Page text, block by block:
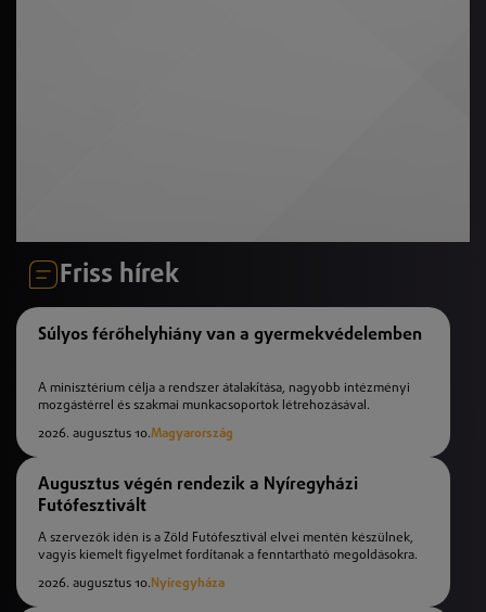
Friss hírek
Súlyos férőhelyhiány van a gyermekvédelemben
A minisztérium célja a rendszer átalakítása, nagyobb intézményi
mozgástérrel és szakmai munkacsoportok létrehozásával.
2026. augusztus 10.Magyarország
Augusztus végén rendezik a Nyíregyházi
Futófesztivált
A szervezők idén is a Zöld Futófesztivál elvei mentén készülnek,
vagyis kiemelt figyelmet fordítanak a fenntartható megoldásokra.
2026. augusztus 10. Nyíregyháza